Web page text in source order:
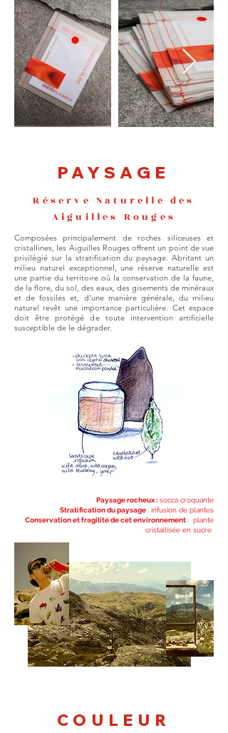
PAYSAGE
Réserve Naturelle des
Aiguilles Rouges
Composées principalement de roches siliceuses et
cristallines, les Aiguilles Rouges offrent un point de vue
privilégié sur la stratification du paysage. Abritant un
milieu naturel exceptionnel, une réserve naturelle est
une partie du territoire où la conservation de la faune,
de la flore, du sol, des eaux, des gisements de minéraux
et de fossiles et, d'une manière générale, du milieu
naturel revêt une importance particulière. Cet espace
doit être protégé de toute intervention artificielle
susceptible de le dégrader.
Paysage rocheux : socca croquante
Stratification du paysage: infusion de plantes
Conservation et fragilité de cet environnement: plante
cristallisée en sucre
COULEUR